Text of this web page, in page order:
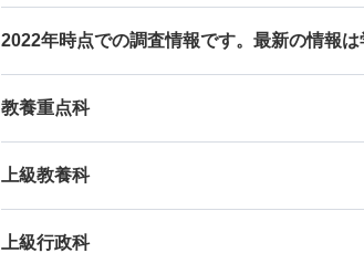
2022年時点での調査情報です。最新の情報
教養重点科
上級教養科
上級行政科